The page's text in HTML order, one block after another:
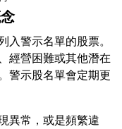
警示名單的股票。
經營困難或其他潛在
警示股名單會定期更
異常，或是頻繁違